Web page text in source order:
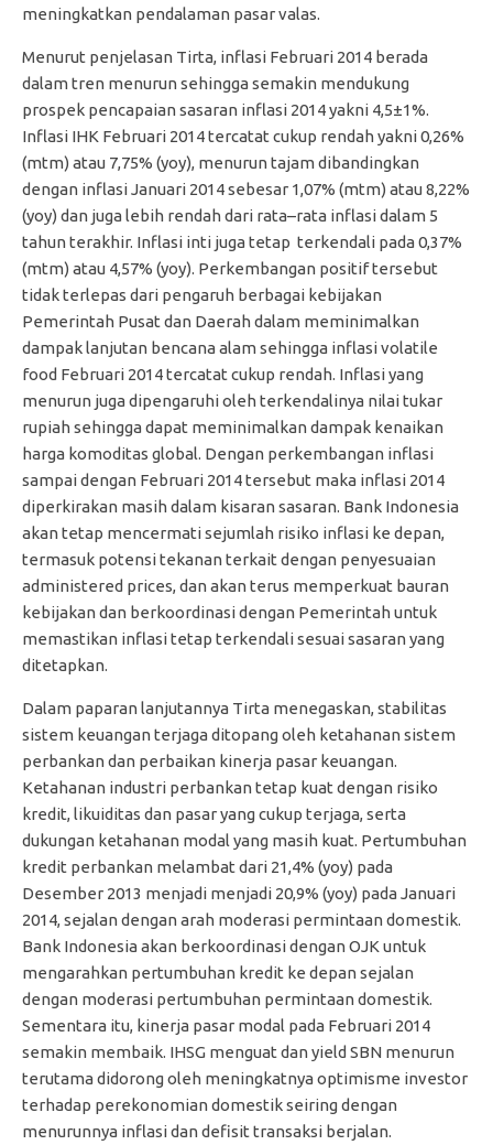
meningkatkan pendalaman pasar valas.
Menurut penjelasan Tirta, inflasi Februari 2014 berada
dalam tren menurun sehingga semakin mendukung
prospek pencapaian sasaran inflasi 2014 yakni 4,5±1%.
Inflasi IHK Februari 2014 tercatat cukup rendah yakni 0,26%
(mtm) atau 7,75% (yoy), menurun tajam dibandingkan
dengan inflasi Januari 2014 sebesar 1,07% (mtm) atau 8,22%
(yoy) dan juga lebih rendah dari rata–rata inflasi dalam 5
tahun terakhir. Inflasi inti juga tetap terkendali pada 0,37%
(mtm) atau 4,57% (yoy). Perkembangan positif tersebut
tidak terlepas dari pengaruh berbagai kebijakan
Pemerintah Pusat dan Daerah dalam meminimalkan
dampak lanjutan bencana alam sehingga inflasi volatile
food Februari 2014 tercatat cukup rendah. Inflasi yang
menurun juga dipengaruhi oleh terkendalinya nilai tukar
rupiah sehingga dapat meminimalkan dampak kenaikan
harga komoditas global. Dengan perkembangan inflasi
sampai dengan Februari 2014 tersebut maka inflasi 2014
diperkirakan masih dalam kisaran sasaran. Bank Indonesia
akan tetap mencermati sejumlah risiko inflasi ke depan,
termasuk potensi tekanan terkait dengan penyesuaian
administered prices, dan akan terus memperkuat bauran
kebijakan dan berkoordinasi dengan Pemerintah untuk
memastikan inflasi tetap terkendali sesuai sasaran yang
ditetapkan.
Dalam paparan lanjutannya Tirta menegaskan, stabilitas
sistem keuangan terjaga ditopang oleh ketahanan sistem
perbankan dan perbaikan kinerja pasar keuangan.
Ketahanan industri perbankan tetap kuat dengan risiko
kredit, likuiditas dan pasar yang cukup terjaga, serta
dukungan ketahanan modal yang masih kuat. Pertumbuhan
kredit perbankan melambat dari 21,4% (yoy) pada
Desember 2013 menjadi menjadi 20,9% (yoy) pada Januari
2014, sejalan dengan arah moderasi permintaan domestik.
Bank Indonesia akan berkoordinasi dengan OJK untuk
mengarahkan pertumbuhan kredit ke depan sejalan
dengan moderasi pertumbuhan permintaan domestik.
Sementara itu, kinerja pasar modal pada Februari 2014
semakin membaik. IHSG menguat dan yield SBN menurun
terutama didorong oleh meningkatnya optimisme investor
terhadap perekonomian domestik seiring dengan
menurunnya inflasi dan defisit transaksi berjalan.